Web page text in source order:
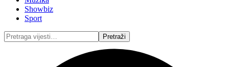
Showbiz
Sport